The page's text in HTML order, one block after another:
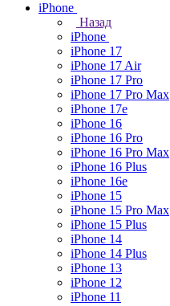
iPhone
Назад
iPhone
iPhone 17
iPhone 17 Air
iPhone 17 Pro
iPhone 17 Pro Max
iPhone 17e
iPhone 16
iPhone 16 Pro
iPhone 16 Pro Max
iPhone 16 Plus
iPhone 16e
iPhone 15
iPhone 15 Pro Max
iPhone 15 Plus
iPhone 14
iPhone 14 Plus
iPhone 13
iPhone 12
iPhone 11